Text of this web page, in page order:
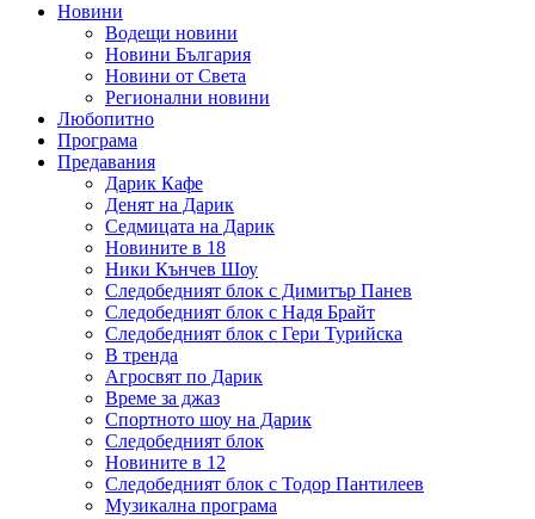
Новини
Водещи новини
Новини България
Новини от Света
Регионални новини
Любопитно
Програма
Предавания
Дарик Кафе
Денят на Дарик
Седмицата на Дарик
Новините в 18
Ники Кънчев Шоу
Следобедният блок с Димитър Панев
Следобедният блок с Надя Брайт
Следобедният блок с Гери Турийска
В тренда
Агросвят по Дарик
Време за джаз
Спортното шоу на Дарик
Следобедният блок
Новините в 12
Следобедният блок с Тодор Пантилеев
Музикална програма